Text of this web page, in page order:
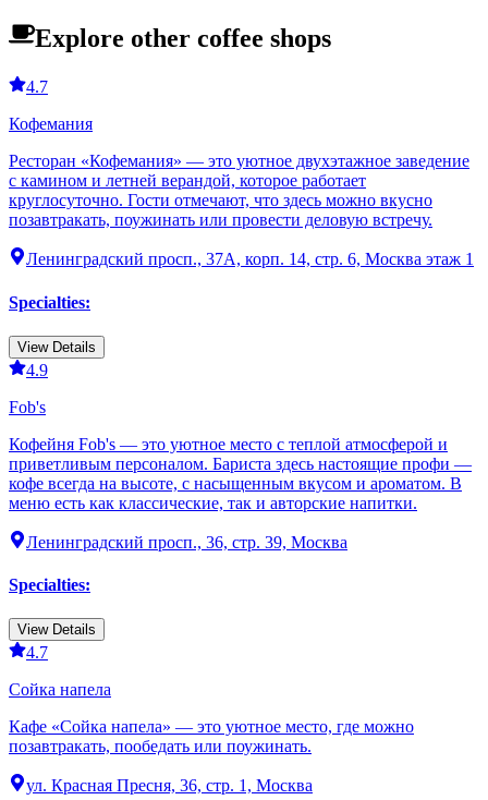
Explore other coffee shops
4.7
Кофемания
Ресторан «Кофемания» — это уютное двухэтажное заведение
с камином и летней верандой, которое работает
круглосуточно. Гости отмечают, что здесь можно вкусно
позавтракать, поужинать или провести деловую встречу.
Ленинградский просп., 37А, корп. 14, стр. 6, Москва этаж 1
Specialties:
View Details
4.9
Fob's
Кофейня Fob's — это уютное место с теплой атмосферой и
приветливым персоналом. Бариста здесь настоящие профи —
кофе всегда на высоте, с насыщенным вкусом и ароматом. В
меню есть как классические, так и авторские напитки.
Ленинградский просп., 36, стр. 39, Москва
Specialties:
View Details
4.7
Сойка напела
Кафе «Сойка напела» — это уютное место, где можно
позавтракать, пообедать или поужинать.
ул. Красная Пресня, 36, стр. 1, Москва